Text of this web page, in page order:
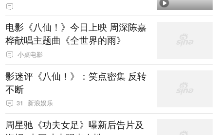
电影《八仙！》今日上映 周深陈嘉
桦献唱主题曲《全世界的雨》
小桌电影
影迷评《八仙！》：笑点密集 反转
不断
31 新浪娱乐
周星驰《功夫女足》曝新后告片及